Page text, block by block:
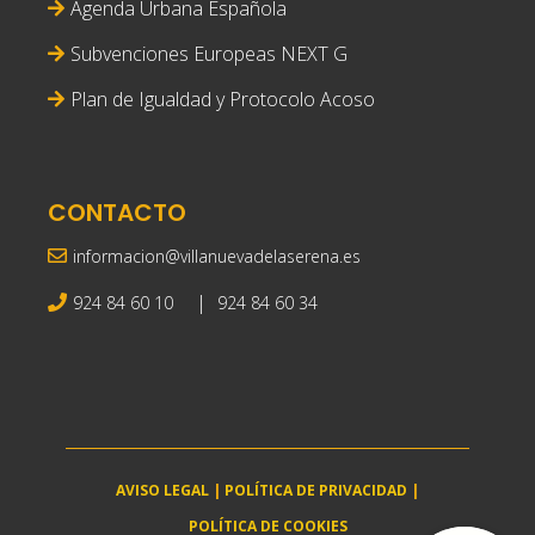
Agenda Urbana Española
Subvenciones Europeas NEXT G
Plan de Igualdad y Protocolo Acoso
CONTACTO
informacion@villanuevadelaserena.es
924 84 60 10 | 924 84 60 34
AVISO LEGAL | POLÍTICA DE PRIVACIDAD |
POLÍTICA DE COOKIES